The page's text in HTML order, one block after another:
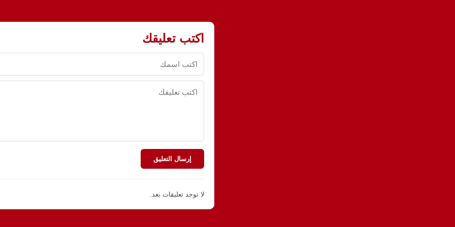
اكتب تعليقك
إرسال التعليق
لا توجد تعليقات بعد.